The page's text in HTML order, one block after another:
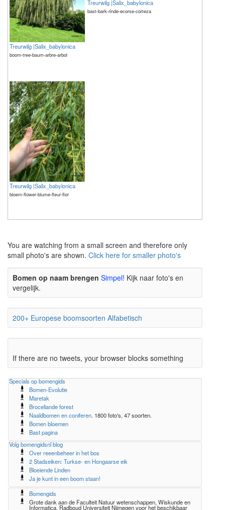
Treurwilg |Salix_babylonica
boom-tree-baum-arbre-arbol
Treurwilg |Salix_babylonica
bast-bark-rinde-ecorse-corteza
Treurwilg |Salix_babylonica
bloem-flower-blume-fleur-flor
You are watching from a small screen and therefore only
small photo's are shown. Click here for smaller photo's
Bomen op naam brengen Simpel! Kijk naar foto's en
vergelijk.
200+ Europese boomsoorten Alfabetisch
If there are no tweets, your browser blocks something
Specials op bomengids
Bomen-Evolutie
Maretak
Broceliande forest
Naaldbomen en coniferen. 1800 foto's, 47 soorten.
Bomen bloemen
Bast pagina
Volg bomengidsnl blog
Over reeenbeheer in het bos
2 Stadseiken: Turkse- en Hongaarse eik
Bloeiende Linden
Ja je kunt in een boom staan!
Bomengids
Grote dank aan de Faculteit Natuur wetenschappen, Wiskunde en
Informatica, Radboud Universiteit Nijmegen voor het beschikbaar